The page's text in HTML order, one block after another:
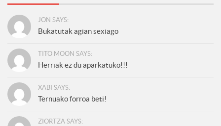
JON SAYS:
Bukatutak agian sexiago
TITO MOON SAYS:
Herriak ez du aparkatuko!!!
XABI SAYS:
Ternuako forroa beti!
ZIORTZA SAYS: